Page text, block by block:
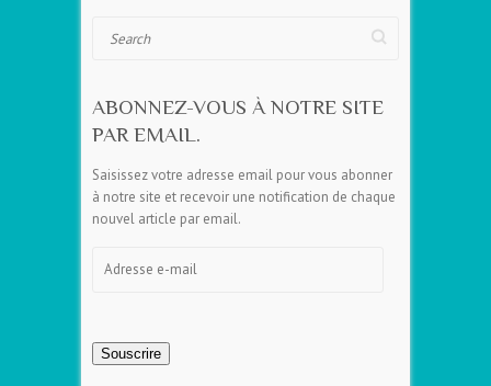
ABONNEZ-VOUS À NOTRE SITE
PAR EMAIL.
Saisissez votre adresse email pour vous abonner
à notre site et recevoir une notification de chaque
nouvel article par email.
Souscrire